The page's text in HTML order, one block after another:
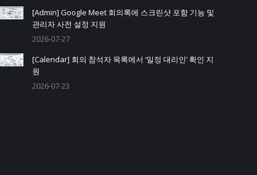
[Admin] Google Meet 회의록에 스크린샷 포함 기능 및
관리자 사전 설정 지원
2026-07-27
[Calendar] 회의 참석자 목록에서 ‘일정 대리인’ 확인 지
원
2026-07-23